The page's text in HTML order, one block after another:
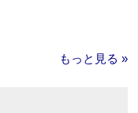
もっと見る »